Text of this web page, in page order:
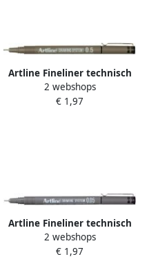
Artline Fineliner technisch
0.5mm zwart
2 webshops
€ 1,97
Artline Fineliner technisch
0.05mm zwart
2 webshops
€ 1,97